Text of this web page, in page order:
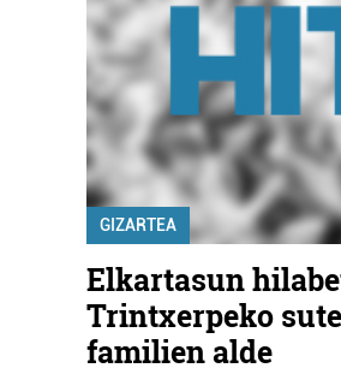
GIZARTEA
Elkartasun
Trintxerpeko
familien alde